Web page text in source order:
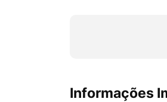
Informações